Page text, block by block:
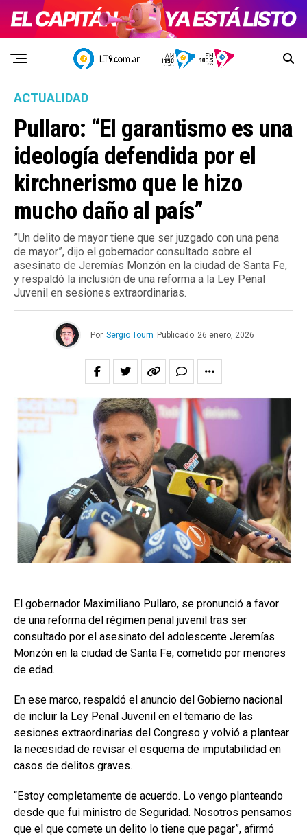
ACTUALIDAD
Pullaro: “El garantismo es una
ideología defendida por el
kirchnerismo que le hizo
mucho daño al país”
”Un delito de mayor tiene que ser juzgado con una pena
de mayor”, dijo el gobernador consultado sobre el
asesinato de Jeremías Monzón en la ciudad de Santa Fe,
y respaldó la inclusión de una reforma a la Ley Penal
Juvenil en sesiones extraordinarias.
Por Sergio Tourn Publicado 26 enero, 2026
El gobernador Maximiliano Pullaro, se pronunció a favor
de una reforma del régimen penal juvenil tras ser
consultado por el asesinato del adolescente Jeremías
Monzón en la ciudad de Santa Fe, cometido por menores
de edad.
En ese marco, respaldó el anuncio del Gobierno nacional
de incluir la Ley Penal Juvenil en el temario de las
sesiones extraordinarias del Congreso y volvió a plantear
la necesidad de revisar el esquema de imputabilidad en
casos de delitos graves.
“Estoy completamente de acuerdo. Lo vengo planteando
desde que fui ministro de Seguridad. Nosotros pensamos
que el que comete un delito lo tiene que pagar”, afirmó